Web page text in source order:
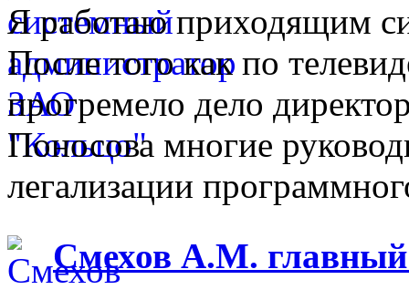
Я работаю приходящим
После того как по
прогремело дело
Поносова многие
легализации
Смехов А.М.